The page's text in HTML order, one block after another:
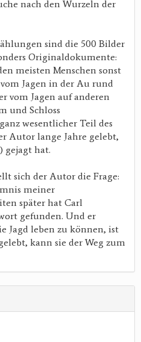
nach den Wurzeln der
sind die 500 Bilder
Originaldokumente:
meisten Menschen sonst
Jagen in der Au rund
vom Jagen auf anderen
und Schloss
wesentlicher Teil des
Autor lange Jahre gelebt,
gejagt hat.
sich der Autor die Frage:
meiner
später hat Carl
gefunden. Und er
Jagd leben zu können, ist
kann sie der Weg zum